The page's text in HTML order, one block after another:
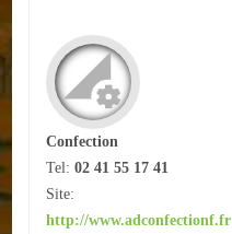
Adresses/Téléphone
Santé
Social
Culturel
Divers
Confection
Tel:02 41 55 17 41
Site:
http://www.adconfectionf.fr